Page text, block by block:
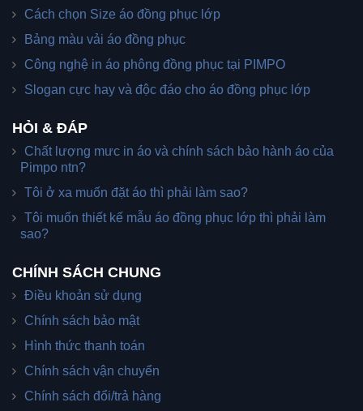
Cách chọn Size áo đồng phục lớp
Bảng màu vải áo đồng phục
Công nghệ in áo phông đồng phục tại PIMPO
Slogan cực hay và độc đáo cho áo đồng phục lớp
HỎI & ĐÁP
Chất lượng mưc in áo và chính sách bảo hành áo của
Pimpo ntn?
Tôi ở xa muốn đặt áo thì phải làm sao?
Tôi muốn thiết kế mẫu áo đồng phục lớp thì phải làm
sao?
CHÍNH SÁCH CHUNG
Điều khoản sử dụng
Chính sách bảo mật
Hình thức thanh toán
Chính sách vận chuyển
Chính sách đổi/trả hàng